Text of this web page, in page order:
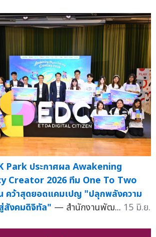
Park ประกาศผล Awakening
Creator 2026 ทีม One To Two
คว้าสุดยอดแคมเปญ "ปลุกพลังความ
สังคมดิจิทัล" — สำนักงานพัฒ... 15 มิ.ย.